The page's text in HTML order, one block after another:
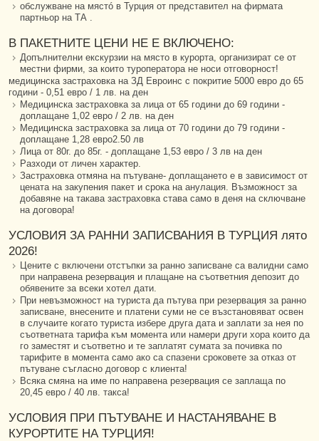
обслужване на мястó в Турция от представител на фирмата
партньор на ТА .
В ПАКЕТНИТЕ ЦЕНИ НЕ Е ВКЛЮЧЕНО:
Допълнителни екскурзии на място в курорта, организират се от
местни фирми, за които туроператора не носи отговорност!
медицинска застраховка на ЗД Евроинс с покритие 5000 евро до 65
години - 0,51 евро / 1 лв. на ден
Медицинска застраховка за лица от 65 години до 69 години -
доплащане 1,02 евро / 2 лв. на ден
Медицинска застраховка за лица от 70 години до 79 години -
доплащане 1,28 евро2.50 лв
Лица от 80г. до 85г. - доплащане 1,53 евро / 3 лв на ден
Разходи от личен характер.
Застраховка отмяна на пътуване- доплащането е в зависимост от
цената на закупения пакет и срока на анулация. Възможност за
добавяне на такава застраховка става само в деня на сключване
на договора!
УСЛОВИЯ ЗА РАННИ ЗАПИСВАНИЯ В ТУРЦИЯ лято
2026!
Цените с включени отстъпки за ранно записване са валидни само
при направена резервация и плащане на съответния депозит до
обявените за всеки хотел дати.
При невъзможност на туриста да пътува при резервация за ранно
записване, внесените и платени суми не се възстановяват освен
в случаите когато туриста избере друга дата и заплати за нея по
съответната тарифа към момента или намери други хора които да
го заместят и съответно и те заплатят сумата за почивка по
тарифите в момента само ако са спазени сроковете за отказ от
пътуване съгласно договор с клиента!
Всяка смяна на име по направена резервация се заплаща по
20,45 евро / 40 лв. такса!
УСЛОВИЯ ПРИ ПЪТУВАНЕ И НАСТАНЯВАНЕ В
КУРОРТИТЕ НА ТУРЦИЯ!